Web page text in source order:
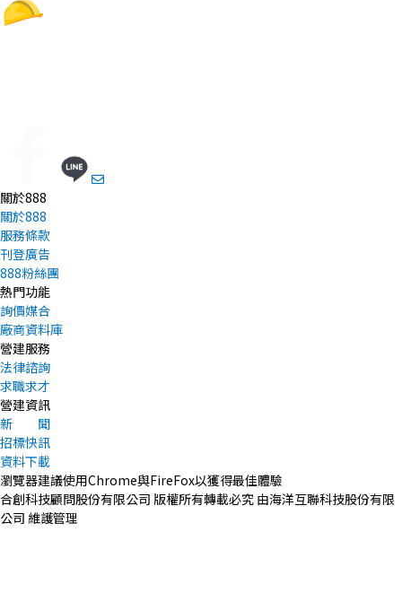
關於888
關於888
服務條款
刊登廣告
888粉絲團
熱門功能
詢價媒合
廠商資料庫
營建服務
法律諮詢
求職求才
營建資訊
新 聞
招標快訊
資料下載
瀏覽器建議使用Chrome與FireFox以獲得最佳體驗
合創科技顧問股份有限公司 版權所有轉載必究 由海洋互聯科技股份有限
公司 維護管理